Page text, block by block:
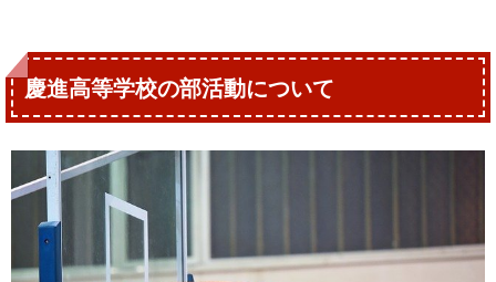
慶進高等学校の部活動について